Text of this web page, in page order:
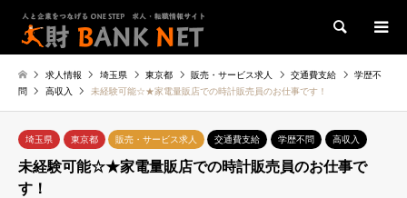
検索
求人情報 埼玉県 東京都 販売・サービス求人 交通費支給
学歴不
問
高収入 未経験可能☆★家電量販店での時計販売員のお仕事です！
埼玉県 東京都 販売・サービス求人 交通費支給 学歴不問 高収入
未経験可能☆★家電量販店での時計販売員のお仕事で
す！